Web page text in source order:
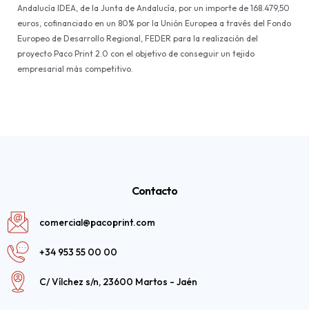
Andalucía IDEA, de la Junta de Andalucía, por un importe de 168.479,50
euros, cofinanciado en un 80% por la Unión Europea a través del Fondo
Europeo de Desarrollo Regional, FEDER para la realización del
proyecto Paco Print 2.0 con el objetivo de conseguir un tejido
empresarial más competitivo.
Contacto
comercial@pacoprint.com
+34 953 55 00 00
C/ Vílchez s/n, 23600 Martos - Jaén